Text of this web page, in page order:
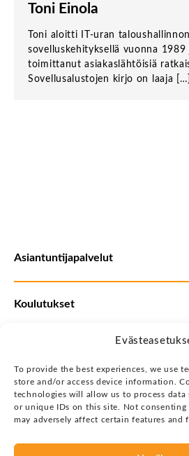
To provide the best experiences, we use
store and/or access device information.
technologies will allow us to process data
or unique IDs on this site. Not consenting
may adversely affect certain features and
Toni Einola
Toni aloitti IT-uran taloushallinnon
sovelluskehityksellä vuonna
toimittanut asiakaslähtöisiä
Sovellusalustojen kirjo on laaja […]
Asiantuntijapalvelut
Koulutukset